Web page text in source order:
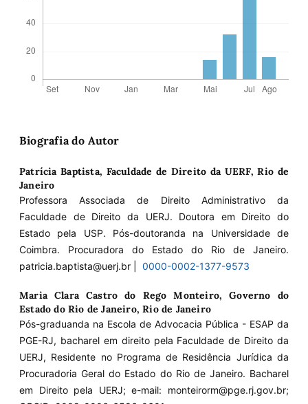
Biografia do Autor
Patrícia Baptista, Faculdade de Direito da UERF, Rio de
Janeiro
Professora Associada de Direito Administrativo da
Faculdade de Direito da UERJ. Doutora em Direito do
Estado pela USP. Pós-doutoranda na Universidade de
Coimbra. Procuradora do Estado do Rio de Janeiro.
patricia.baptista@uerj.br | 0000-0002-1377-9573
Maria Clara Castro do Rego Monteiro,Governo do
Estado do Rio de Janeiro, Rio de Janeiro
Pós-graduanda na Escola de Advocacia Pública - ESAP da
PGE-RJ, bacharel em direito pela Faculdade de Direito da
UERJ, Residente no Programa de Residência Jurídica da
Procuradoria Geral do Estado do Rio de Janeiro. Bacharel
em Direito pela UERJ; e-mail: monteirorm@pge.rj.gov.br;